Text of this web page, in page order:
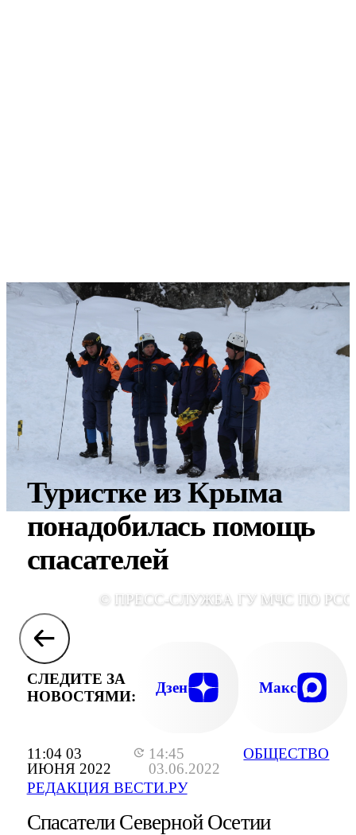
11:04 03
ИЮНЯ 2022
14:45
03.06.2022
РЕДАКЦИЯ ВЕСТИ.РУ
ОБЩЕСТВО
Туристке из Крыма
понадобилась помощь
спасателей
© ПРЕСС-СЛУЖБА ГУ МЧС ПО
СЛЕДИТЕ ЗА
НОВОСТЯМИ:
Дзен Макс
Спасатели Северной Осетии